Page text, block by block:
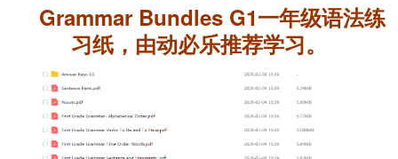
Grammar Bundles G1一年级语法练
习纸，由动必乐推荐学习。